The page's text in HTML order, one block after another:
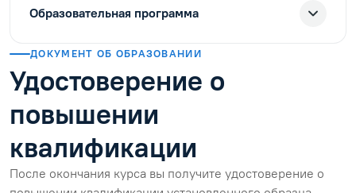
Образовательная программа
ДОКУМЕНТ ОБ ОБРАЗОВАНИИ
Удостоверение о
повышении
квалификации
После окончания курса вы получите удостоверение о